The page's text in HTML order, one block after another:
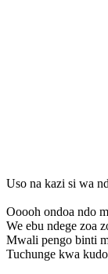
Uso na kazi si wa
Ooooh ondoa ndo
We ebu ndege zoa
Mwali pengo binti
Tuchunge kwa